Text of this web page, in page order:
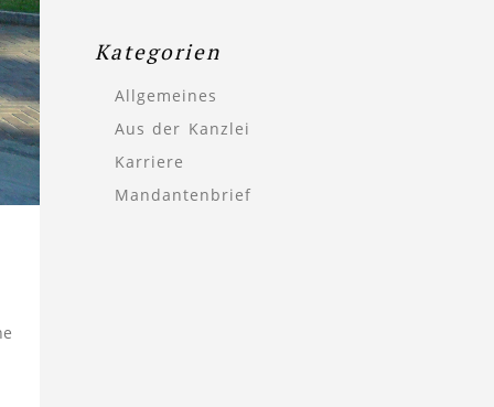
Kategorien
Allgemeines
Aus der Kanzlei
Karriere
Mandantenbrief